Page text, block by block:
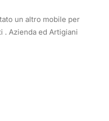
un altro mobile per
. Azienda ed Artigiani